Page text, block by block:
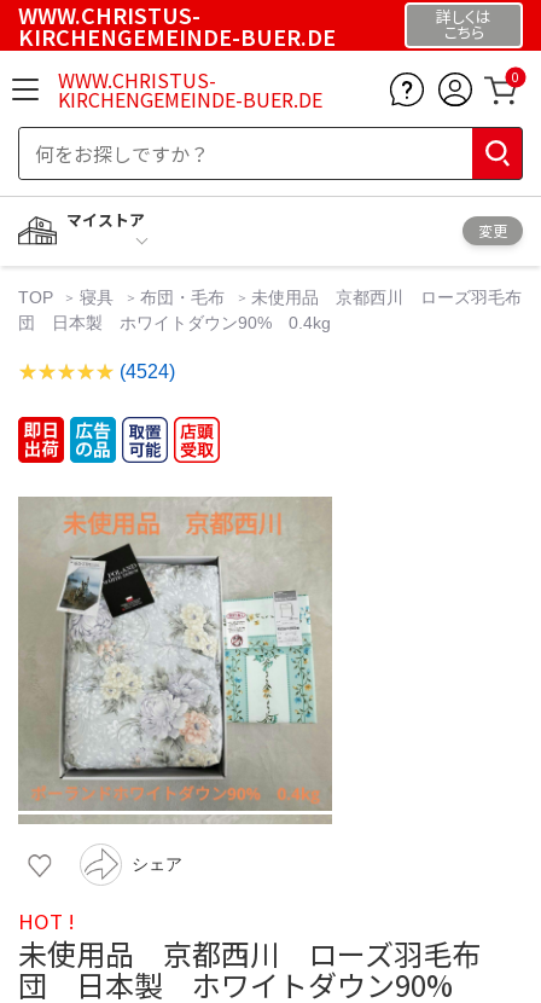
WWW.CHRISTUS-
KIRCHENGEMEINDE-BUER.DE
詳しくは
こちら
WWW.CHRISTUS-
KIRCHENGEMEINDE-BUER.DE
0
マイストア
変更
TOP 寝具 布団・毛布
未使用品 京都西川 ローズ羽毛布
団 日本製 ホワイトダウン90% 0.4kg
(4524)
シェア
HOT !
未使用品 京都西川 ローズ羽毛布
団 日本製 ホワイトダウン90%